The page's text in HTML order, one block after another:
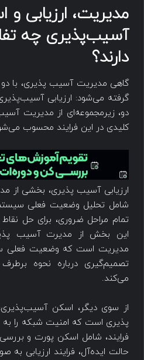
مدیریت، ارزیابی و
آسیب‌پذیری چه
دارند؟
گاهی مدیریت ‌‌آسیب پذیری، با دو
گرفته ‌می‌شود: ارزیابی
دو، زیرمجموعه‌ای از مدیریت
کلیدی در این فرایند محسوب
ارزیابی آسیب پذیری، بخشی
شامل تحلیل وضعیت فعلی
تمام مراحل ضروری، برای حل
این بخش از مدیرت ‌‌آسیب
مدیریت است که وضعیت فعلی
تصمیم‌گیری درباره نحوه
می‌کند.
از سوی دیگر، اسکن
پذیری ‌است که امنیت شبکه را
فرایند، شامل اسکن پورت و
حالت ایده‌آل، فرایند ارزیابی به